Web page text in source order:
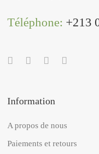
Téléphone: +213
Information
A propos de nous
Paiements et retours